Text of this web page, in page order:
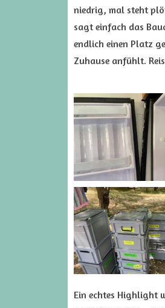
niedrig, mal steht
sagt einfach das
endlich einen Platz
Zuhause anfühlt.
Ein echtes Highlight